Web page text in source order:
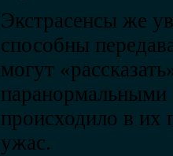
Экстрасенсы же
способны
могут
паранормальными
происходило в их
ужас.